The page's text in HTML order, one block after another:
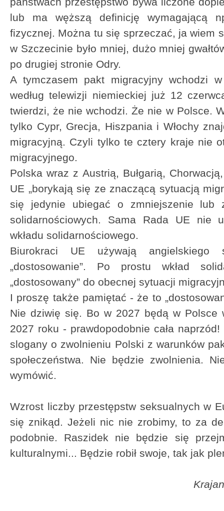
lub ma węższą definicję wymagającą
fizycznej. Można tu się sprzeczać, ja wiem
w Szczecinie było mniej, dużo mniej
po drugiej stronie Odry.
A tymczasem pakt migracyjny wchodzi
według telewizji niemieckiej już 12
twierdzi, że nie wchodzi. Że nie w Polsce.
tylko Cypr, Grecja, Hiszpania i Włochy
migracyjną. Czyli tylko te cztery kraje nie
migracyjnego.
Polska wraz z Austrią, Bułgarią,
UE „borykają się ze znaczącą sytuacją
się jedynie ubiegać o zmniejszenie lub
solidarnościowych. Sama Rada UE nie
wkładu solidarnościowego.
Biurokraci UE używają angielskiego
„dostosowanie”. Po prostu wkład
„dostosowany” do obecnej sytuacji
I proszę także pamiętać - że to
Nie dziwię się. Bo w 2027 będą w Polsce
2027 roku - prawdopodobnie cała
slogany o zwolnieniu Polski z warunków
społeczeństwa. Nie będzie zwolnienia.
wymówić.
Wzrost liczby przestępstw seksualnych w
się znikąd. Jeżeli nic nie zrobimy, to za
podobnie. Raszidek nie będzie się
kulturalnymi... Będzie robił swoje, tak jak